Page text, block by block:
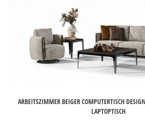
ARBEITSZIMMER BEIGER COMPUTERTISCH
LAPTOPTISCH